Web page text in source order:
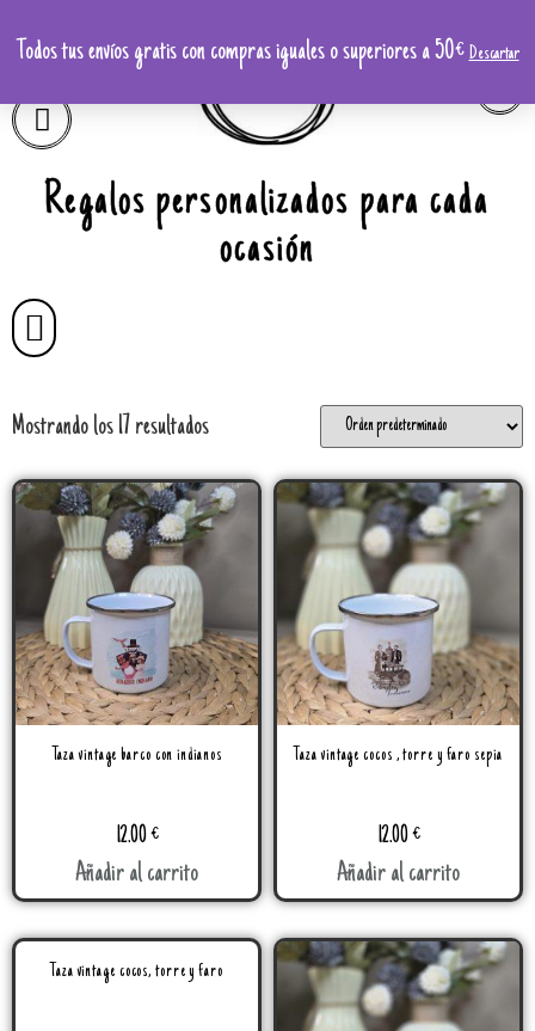
Regalos personalizados para cada
ocasión
Mostrando los 17 resultados
Taza vintage barco con indianos
12.00€
Añadir al carrito
Taza vintage cocos , torre y faro sepia
12.00€
Añadir al carrito
Taza vintage cocos, torre y faro
Todos tus envíos gratis con compras iguales o superiores a 50€Descartar